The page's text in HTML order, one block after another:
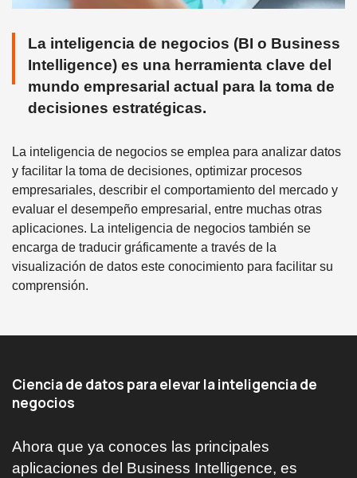
La inteligencia de negocios (BI o Business
Intelligence) es una herramienta clave del
mundo empresarial actual para la toma de
decisiones estratégicas.
La inteligencia de negocios se emplea para analizar datos
y facilitar la toma de decisiones, optimizar procesos
empresariales, describir el comportamiento del mercado y
evaluar el desempeño empresarial, entre muchas otras
aplicaciones. La inteligencia de negocios también se
encarga de traducir gráficamente a través de la
visualización de datos este conocimiento para facilitar su
comprensión.
Ciencia de datos para elevar la inteligencia de
negocios
Ahora que ya conoces las principales
aplicaciones del Business Intelligence, es